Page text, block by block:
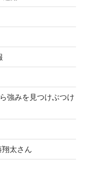
強みを見つけぶつけ
太さん